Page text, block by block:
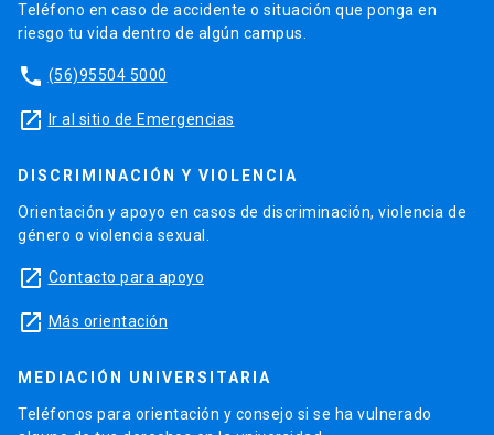
Teléfono en caso de accidente o situación que ponga en
riesgo tu vida dentro de algún campus.
phone (56)95504 5000
launch Ir al sitio de Emergencias
DISCRIMINACIÓN Y VIOLENCIA
Orientación y apoyo en casos de discriminación, violencia de
género o violencia sexual.
launch Contacto para apoyo
launch Más orientación
MEDIACIÓN UNIVERSITARIA
Teléfonos para orientación y consejo si se ha vulnerado